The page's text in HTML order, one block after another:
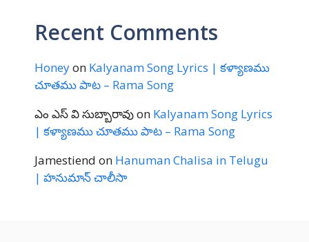
Recent Comments
Honeyon Kalyanam Song Lyrics | కళ్యాణము
చూతము పాట – Rama Song
ఎం ఎస్ వి సుబ్బారావుon Kalyanam Song Lyrics
| కళ్యాణము చూతము పాట – Rama Song
Jamestiend on Hanuman Chalisa in Telugu
| హనుమాన్ చాలీసా